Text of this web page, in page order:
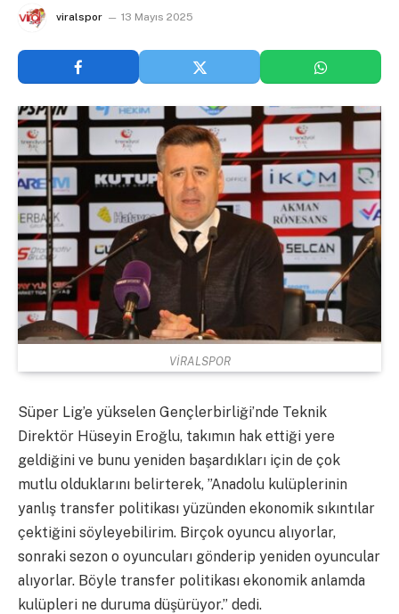
viralspor 13 Mayıs 2025
VİRALSPOR
Süper Lig’e yükselen Gençlerbirliği’nde Teknik
Direktör Hüseyin Eroğlu, takımın hak ettiği yere
geldiğini ve bunu yeniden başardıkları için de çok
mutlu olduklarını belirterek, ”Anadolu kulüplerinin
yanlış transfer politikası yüzünden ekonomik sıkıntılar
çektiğini söyleyebilirim. Birçok oyuncu alıyorlar,
sonraki sezon o oyuncuları gönderip yeniden oyuncular
alıyorlar. Böyle transfer politikası ekonomik anlamda
kulüpleri ne duruma düşürüyor.” dedi.